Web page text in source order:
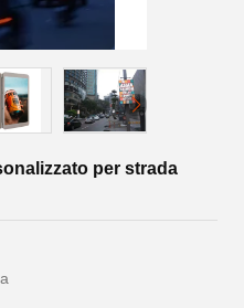
per strada